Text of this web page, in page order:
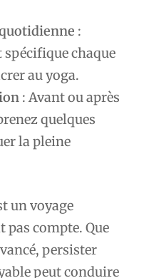
:
spécifique chaque
au yoga.
: Avant ou après
quelques
la pleine
un voyage
pas compte. Que
persister
peut conduire